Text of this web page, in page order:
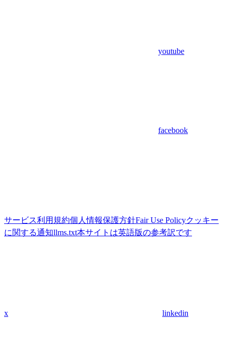
youtube
facebook
サービス利用規約個人情報保護方針Fair Use Policyクッキー
に関する通知llms.txt本サイトは英語版の参考訳です
x linkedin